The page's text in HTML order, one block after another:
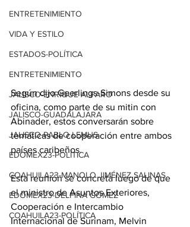
ENTRETENIMIENTO
VIDA Y ESTILO
ESTADOS-POLÍTICA
ENTRETENIMIENTO
JALISCO-ENRIQUE ALFARO
JALISCO-GUADALAJARA
JALISCO-PABLO LEMUS
EDOMEX23-POLÍTICA
COAHUILA23-MANOLO JIMÉNEZ SALINAS
EDOMEX23-DELFINA GÓMEZ
COAHUILA23-POLÍTICA
Según dijo Geerlings-Simons desde su
oficina, como parte de su mitin con
Abinader, estos conversarán sobre
temáticas de cooperación entre ambos
países caribeños.
Esta reunión se concreta luego de que
el ministro de Asuntos Exteriores,
Cooperación e Intercambio
Internacional de Surinam, Melvin